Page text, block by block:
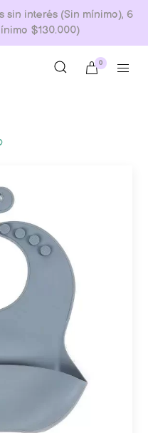
sin interés (Sin mínimo), 6
$130.000)
0